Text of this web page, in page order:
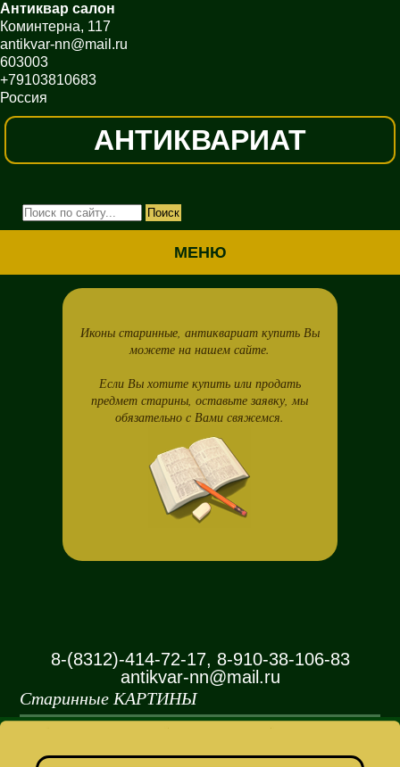
Антиквар салон
Коминтерна, 117
antikvar-nn@mail.ru
603003
+79103810683
Россия
АНТИКВАРИАТ
МЕНЮ
Иконы старинные, антиквариат купить Вы
можете на нашем сайте.
Если Вы хотите купить или продать
предмет старины, оставьте заявку, мы
обязательно с Вами свяжемся.
8-(8312)-414-72-17, 8-910-38-106-83
antikvar-nn@mail.ru
Старинные КАРТИНЫ